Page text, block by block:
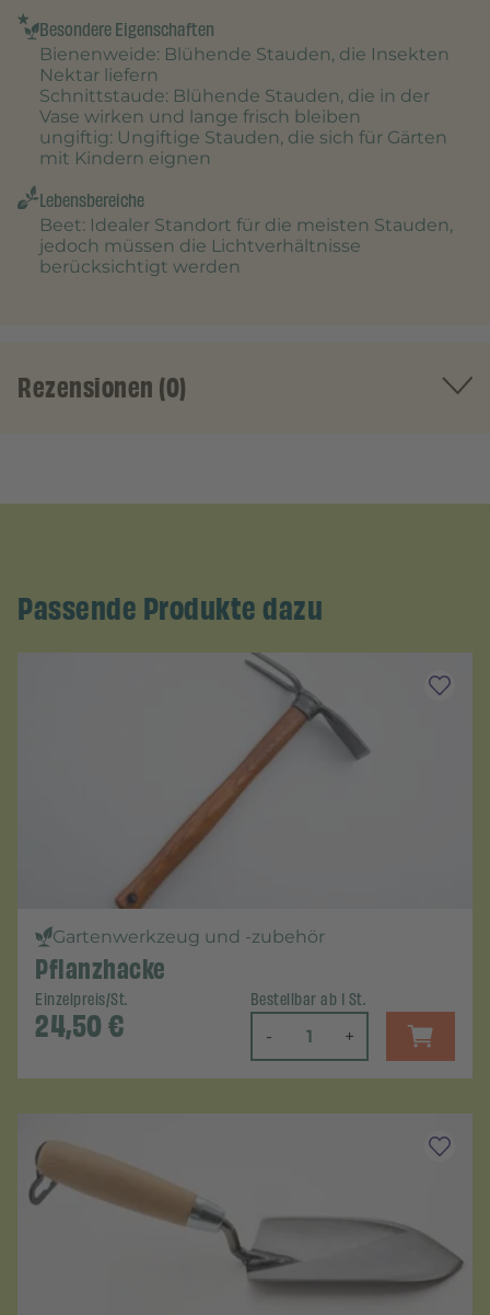
Besondere Eigenschaften
Bienenweide: Blühende Stauden, die Insekten
Nektar liefern
Schnittstaude: Blühende Stauden, die in der
Vase wirken und lange frisch bleiben
ungiftig: Ungiftige Stauden, die sich für Gärten
mit Kindern eignen
Lebensbereiche
Beet: Idealer Standort für die meisten Stauden,
jedoch müssen die Lichtverhältnisse
berücksichtigt werden
Rezensionen (0)
Passende Produkte dazu
Gartenwerkzeug und -zubehör
Pflanzhacke
Einzelpreis/St.
24,50€
Bestellbar ab 1 St.
- +